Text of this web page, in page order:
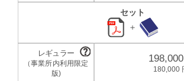
セット
＋
198,000
180,000